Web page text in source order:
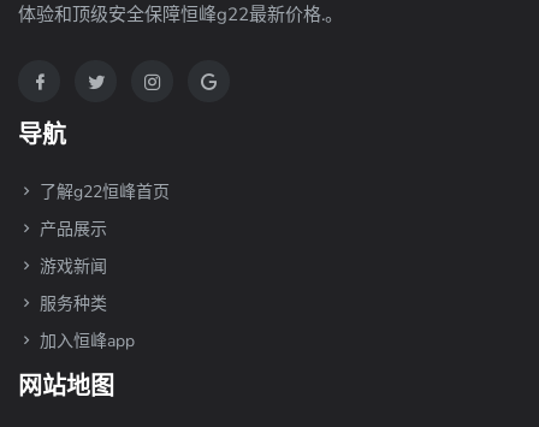
体验和顶级安全保障恒峰g22最新价格.。
导航
了解g22恒峰首页
产品展示
游戏新闻
服务种类
加入恒峰app
网站地图